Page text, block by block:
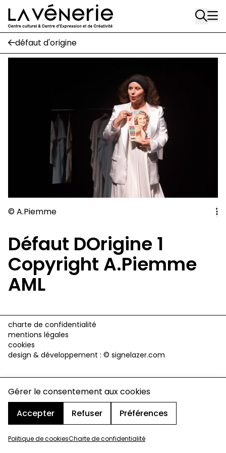
Gérer le consentement aux cookies
Accepter
Refuser Préférences
Politique de cookiesCharte de confidentialité
Aller au contenu principal
Rue Gratès, 3
1170 Watermael-Boitsfort
02 663 85 50
suivez-nous
Journal Vénerie
- version papier
Newsletter
A
défaut d'origine
© A.Piemme
Défaut DOrigine 1
Copyright A.Piemme
AML
charte de confidentialité
mentions légales
cookies
design & développement : © signelazer.com